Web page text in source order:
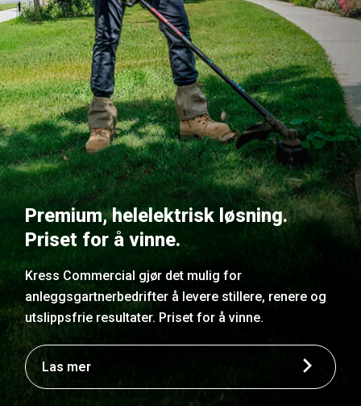
Premium, helelektrisk løsning.
Priset for å vinne.
Kress Commercial gjør det mulig for
anleggsgartnerbedrifter å levere stillere, renere og
utslippsfrie resultater. Priset for å vinne.
Las mer